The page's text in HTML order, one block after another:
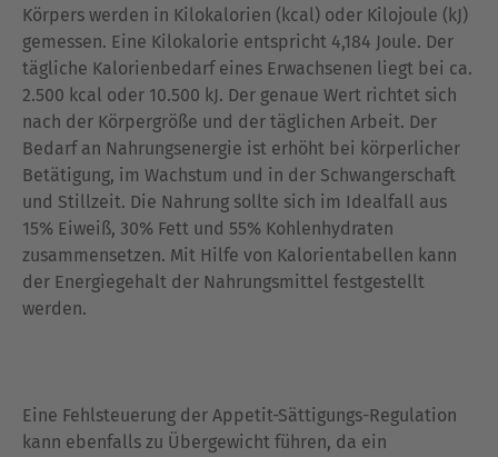
Körpers werden in Kilokalorien (kcal) oder Kilojoule (kJ)
gemessen. Eine Kilokalorie entspricht 4,184 Joule. Der
tägliche Kalorienbedarf eines Erwachsenen liegt bei ca.
2.500 kcal oder 10.500 kJ. Der genaue Wert richtet sich
nach der Körpergröße und der täglichen Arbeit. Der
Bedarf an Nahrungsenergie ist erhöht bei körperlicher
Betätigung, im Wachstum und in der Schwangerschaft
und Stillzeit. Die Nahrung sollte sich im Idealfall aus
15% Eiweiß, 30% Fett und 55% Kohlenhydraten
zusammensetzen. Mit Hilfe von Kalorientabellen kann
der Energiegehalt der Nahrungsmittel festgestellt
werden.
Eine Fehlsteuerung der Appetit-Sättigungs-Regulation
kann ebenfalls zu Übergewicht führen, da ein